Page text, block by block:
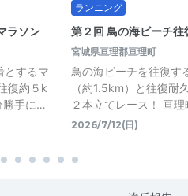
ラソン
とするマ
復約５k
勝手に…
ランニング
第２回 鳥の海ビーチ
宮城県亘理郡亘理町
鳥の海ビーチを往復す
（約1.5km）と往復耐
２本立てレース！ 亘
2026/7/12(日)